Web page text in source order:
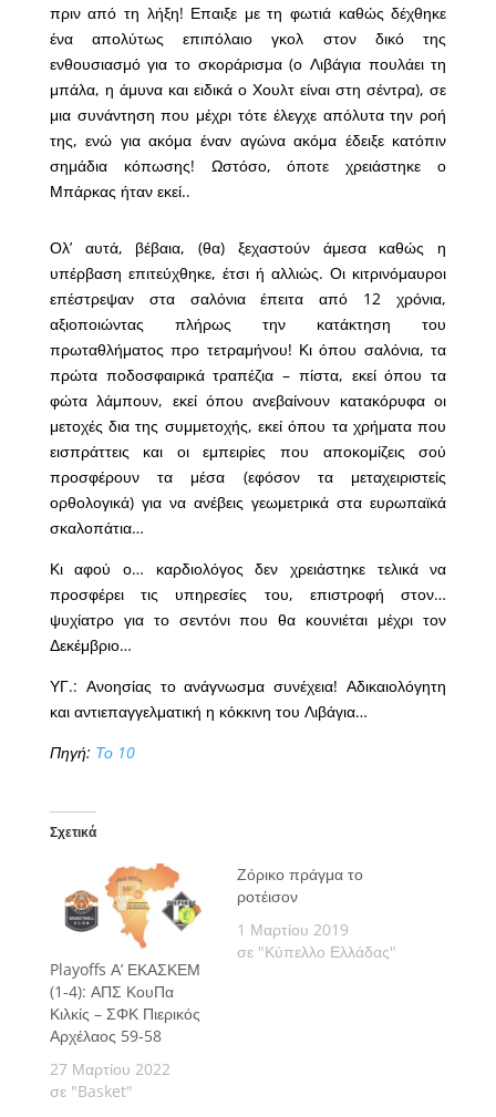
πριν από τη λήξη! Επαιξε με τη φωτιά καθώς δέχθηκε
ένα απολύτως επιπόλαιο γκολ στον δικό της
ενθουσιασμό για το σκοράρισμα (ο Λιβάγια πουλάει τη
μπάλα, η άμυνα και ειδικά ο Χουλτ είναι στη σέντρα), σε
μια συνάντηση που μέχρι τότε έλεγχε απόλυτα την ροή
της, ενώ για ακόμα έναν αγώνα ακόμα έδειξε κατόπιν
σημάδια κόπωσης! Ωστόσο, όποτε χρειάστηκε ο
Μπάρκας ήταν εκεί..
Ολ’ αυτά, βέβαια, (θα) ξεχαστούν άμεσα καθώς η
υπέρβαση επιτεύχθηκε, έτσι ή αλλιώς. Οι κιτρινόμαυροι
επέστρεψαν στα σαλόνια έπειτα από 12 χρόνια,
αξιοποιώντας πλήρως την κατάκτηση του
πρωταθλήματος προ τετραμήνου! Κι όπου σαλόνια, τα
πρώτα ποδοσφαιρικά τραπέζια – πίστα, εκεί όπου τα
φώτα λάμπουν, εκεί όπου ανεβαίνουν κατακόρυφα οι
μετοχές δια της συμμετοχής, εκεί όπου τα χρήματα που
εισπράττεις και οι εμπειρίες που αποκομίζεις σού
προσφέρουν τα μέσα (εφόσον τα μεταχειριστείς
ορθολογικά) για να ανέβεις γεωμετρικά στα ευρωπαϊκά
σκαλοπάτια…
Κι αφού ο… καρδιολόγος δεν χρειάστηκε τελικά να
προσφέρει τις υπηρεσίες του, επιστροφή στον…
ψυχίατρο για το σεντόνι που θα κουνιέται μέχρι τον
Δεκέμβριο…
ΥΓ.: Ανοησίας το ανάγνωσμα συνέχεια! Αδικαιολόγητη
και αντιεπαγγελματική η κόκκινη του Λιβάγια…
Πηγή: Το 10
Σχετικά
Playoffs Α’ ΕΚΑΣΚΕΜ
(1-4): ΑΠΣ ΚουΠα
Κιλκίς – ΣΦΚ Πιερικός
Αρχέλαος 59-58
27 Μαρτίου 2022
σε "Basket"
Ζόρικο πράγμα το
ροτέισον
1 Μαρτίου 2019
σε "Κύπελλο Ελλάδας"